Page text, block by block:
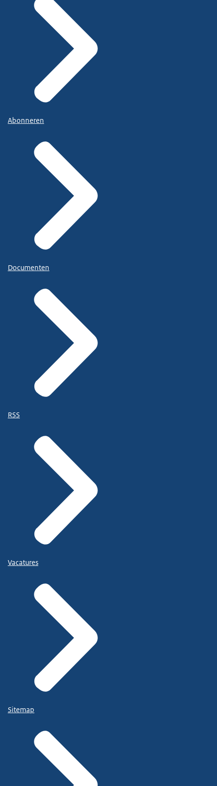
Abonneren
Documenten
RSS
Vacatures
Sitemap